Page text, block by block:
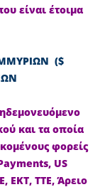
είναι έτοιμα
($
και τα οποία
φορείς
US
ΕΚΤ, ΤΤΕ, Άρειο